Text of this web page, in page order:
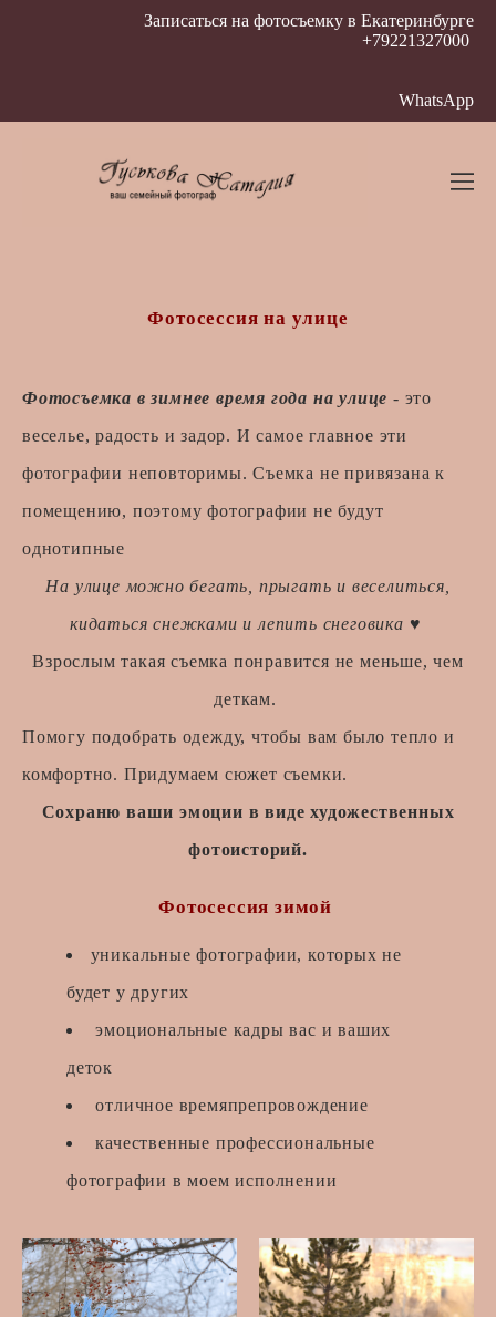
Записаться на фотосъемку в Екатеринбурге
+79221327000
WhatsApp
Фотосессия на улице
Фотосъемка в зимнее время года на улице - это
веселье, радость и задор. И самое главное эти
фотографии неповторимы. Съемка не привязана к
помещению, поэтому фотографии не будут
однотипные
На улице можно бегать, прыгать и веселиться,
кидаться снежками и лепить снеговика ♥
Взрослым такая съемка понравится не меньше, чем
деткам.
Помогу подобрать одежду, чтобы вам было тепло и
комфортно. Придумаем сюжет съемки.
Сохраню ваши эмоции в виде художественных
фотоисторий.
Фотосессия зимой
​​уникальные фотографии, которых не
будет у других
эмоциональные кадры вас и ваших
деток
отличное времяпрепровождение
качественные профессиональные
фотографии в моем исполнении